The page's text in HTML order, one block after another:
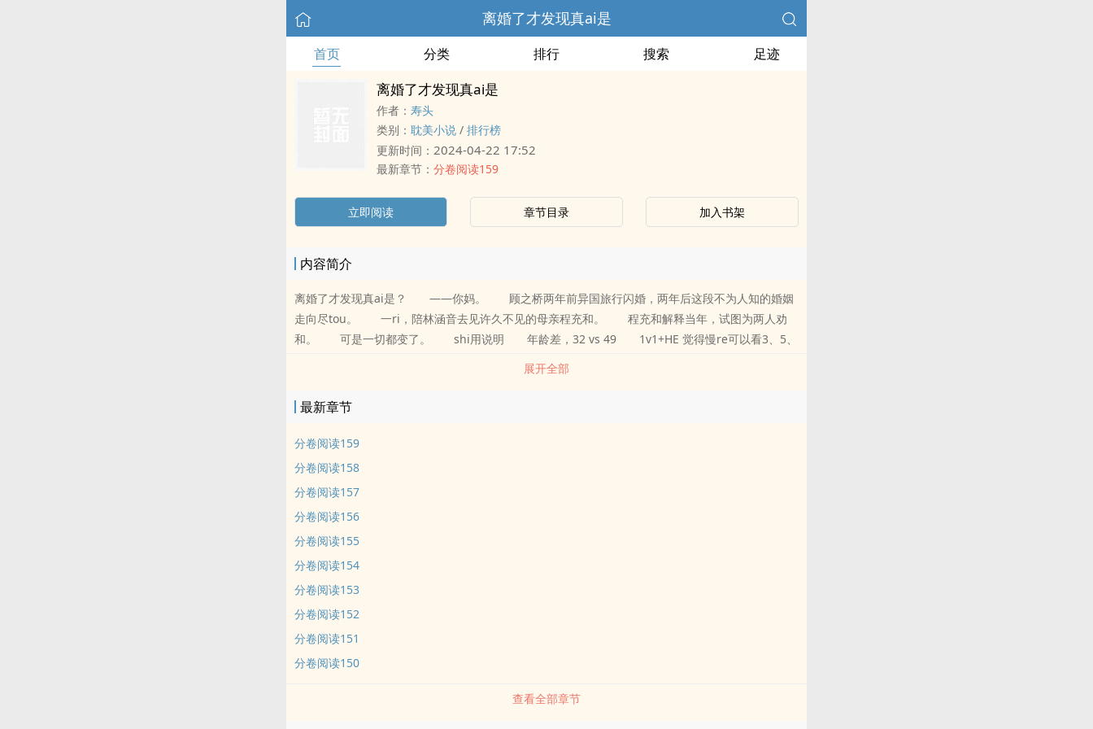
离婚了才发现真ai是
首页 分类 排行 搜索 足迹
离婚了才发现真ai是
作者： 寿头
类别： 耽美小说 / 排行榜
更新时间： 2024-04-22 17:52
最新章节： 分卷阅读159
立即阅读 章节目录 加入书架
内容简介
离婚了才发现真ai是？ ——你妈。 顾之桥两年前异国旅行闪婚，两年后这段不为人知的婚姻
走向尽tou。 一ri，陪林涵音去见许久不见的母亲程充和。 程充和解释当年，试图为两人劝
和。 可是一切都变了。 shi用说明 年龄差，32 vs 49 1v1+HE 觉得慢re可以看3、5、
7、8，然后从23章开始看 本故事纯属虚构，勿要对号ru座，如有眼熟，只是巧合 nei容标
展开全部
最新章节
分卷阅读159
分卷阅读158
分卷阅读157
分卷阅读156
分卷阅读155
分卷阅读154
分卷阅读153
分卷阅读152
分卷阅读151
分卷阅读150
查看全部章节